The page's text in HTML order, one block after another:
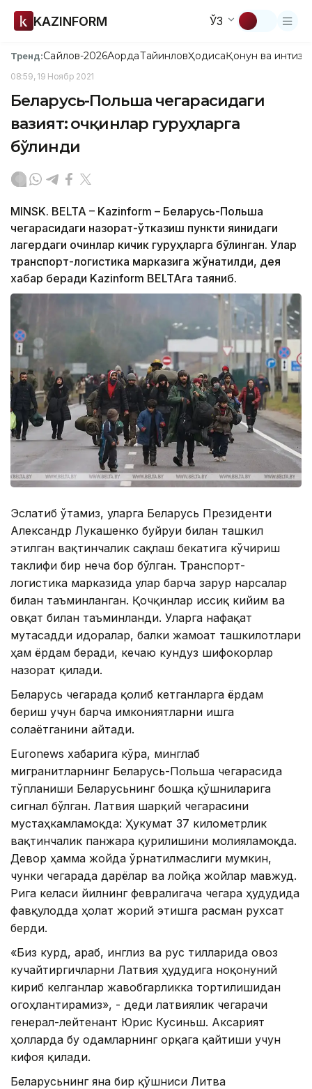
KAZINFORM ЎЗ
Тренд:Сайлов-2026АқордаТайинловҲодисаҚонун ва
08:59, 19 Ноябр 2021
Беларусь-Польша чегарасидаги
вазият: Қочқинлар гуруҳларга
бўлинди
MINSK. BELTA – Kazinform – Беларусь-Польша
чегарасидаги назорат-ўтказиш пункти яқинидаги
лагердаги қочқинлар кичик гуруҳларга бўлинган. Улар
транспорт-логистика марказига жўнатилди, дея
хабар беради Kazinform BELTAга таяниб.
Эслатиб ўтамиз, уларга Беларусь Президенти
Aлександр Лукашенко буйруғи билан ташкил
этилган вақтинчалик сақлаш бекатига кўчириш
таклифи бир неча бор бўлган. Транспорт-
логистика марказида улар барча зарур нарсалар
билан таъминланган. Қочқинлар иссиқ кийим ва
овқат билан таъминланди. Уларга нафақат
мутасадди идоралар, балки жамоат ташкилотлари
ҳам ёрдам беради, кечаю кундуз шифокорлар
назорат қилади.
Беларусь чегарада қолиб кетганларга ёрдам
бериш учун барча имкониятларни ишга
солаётганини айтади.
Еuronews хабарига кўра, минглаб
мигранитларнинг Беларусь-Польша чегарасида
тўпланиши Беларусьнинг бошқа қўшниларига
сигнал бўлган. Латвия шарқий чегарасини
мустаҳкамламоқда: Ҳукумат 37 километрлик
вақтинчалик панжара қурилишини молияламоқда.
Девор ҳамма жойда ўрнатилмаслиги мумкин,
чунки чегарада дарёлар ва лойқа жойлар мавжуд.
Рига келаси йилнинг февралигача чегара ҳудудида
фавқулодда ҳолат жорий этишга расман рухсат
берди.
«Биз курд, араб, инглиз ва рус тилларида овоз
кучайтиргичларни Латвия ҳудудига ноқонуний
кириб келганлар жавобгарликка тортилишидан
огоҳлантирамиз», - деди латвиялик чегарачи
генерал-лейтенант Юрис Кусиньш. Aксарият
ҳолларда бу одамларнинг орқага қайтиши учун
кифоя қилади.
Беларусьнинг яна бир қўшниси Литва